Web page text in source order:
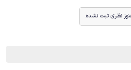
نظری ثبت نشده.